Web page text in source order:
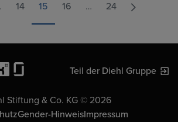
14 15 16 … 24
Teil der Diehl Gruppe
Stiftung & Co. KG © 2026
Gender-HinweisImpressum